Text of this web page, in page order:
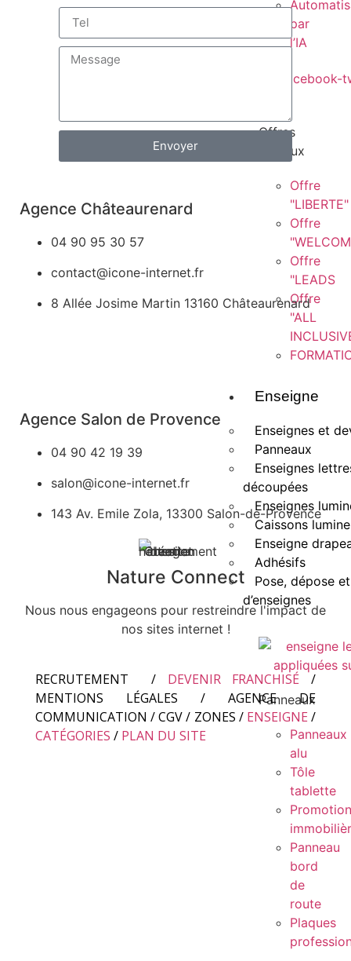
par
l’IA
Offres
réseaux
Offre
"LIBERTE"
Offre
Offre
"LEADS
Offre
"ALL
Enseigne
Enseignes et
Panneaux
Enseignes
découpées
Enseignes
Caissons
Enseigne
Adhésifs
Pose, dépose
d’enseignes
Panneaux
Panneaux
alu
Tôle
tablette
Promotion
Panneau
bord
de
route
Plaques
Envoyer
Agence Châteaurenard
04 90 95 30 57
contact@icone-internet.fr
8 Allée Josime Martin 13160 Châteaurenard
Agence Salon de Provence
04 90 42 19 39
salon@icone-internet.fr
143 Av. Emile Zola, 13300 Salon-de-Provence
Nature Connect
Nous nous engageons pour restreindre l'impact de
nos sites internet !
RECRUTEMENT / DEVENIR FRANCHISÉ
/
MENTIONS LÉGALES / AGENCE DE
COMMUNICATION /CGV/ ZONES / ENSEIGNE /
CATÉGORIES / PLAN DU SITE